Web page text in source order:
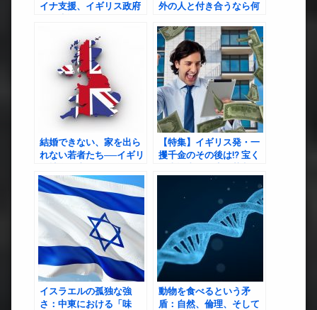
イナ支援、イギリス政府
外の人と付き合うなら何
結婚できない、家を出ら
れない若者たち──イギリ
危機
【特集】イギリス発・一
攫千金のその後は!? 宝く
イスラエルの孤独な強
さ：中東における「味
動物を食べるという矛
盾：自然、倫理、そして